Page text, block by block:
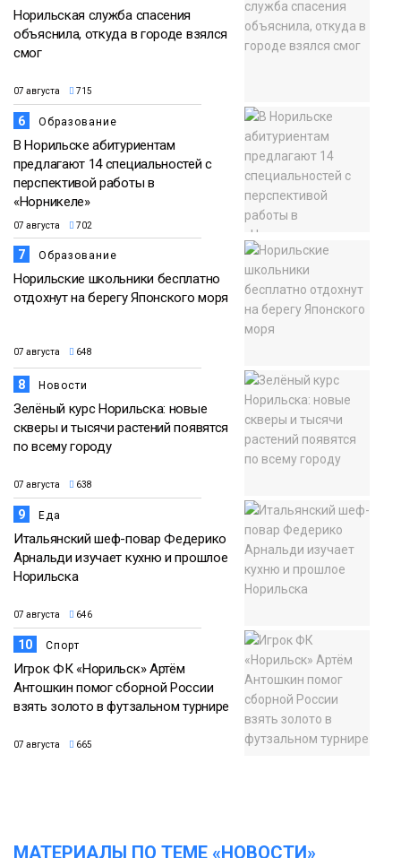
Норильская служба спасения
объяснила, откуда в городе взялся
смог
07 августа 715
6 Образование
В Норильске абитуриентам
предлагают 14 специальностей с
перспективой работы в
«Норникеле»
07 августа 702
7 Образование
Норильские школьники бесплатно
отдохнут на берегу Японского моря
07 августа 648
8 Новости
Зелёный курс Норильска: новые
скверы и тысячи растений появятся
по всему городу
07 августа 638
9 Еда
Итальянский шеф-повар Федерико
Арнальди изучает кухню и прошлое
Норильска
07 августа 646
10 Спорт
Игрок ФК «Норильск» Артём
Антошкин помог сборной России
взять золото в футзальном турнире
07 августа 665
МАТЕРИАЛЫ ПО ТЕМЕ «НОВОСТИ»